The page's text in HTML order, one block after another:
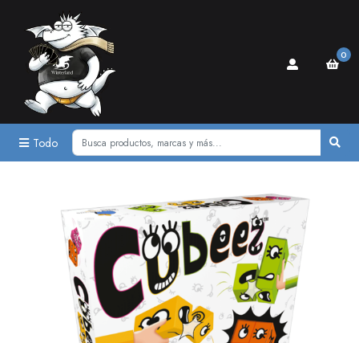
Todo
0